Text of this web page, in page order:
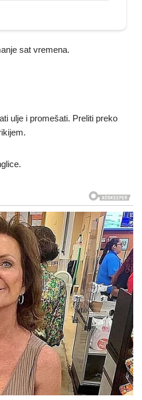
sat vremena.
ulje i promešati. Preliti preko